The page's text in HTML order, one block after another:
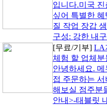
입니다.미국
싶어 특별한
질 작업 장갑
구성: 강한 내
[무료/기부] LA
체험 할 업체
안녕하세요.
접 주문하는
해보실 점주분
안내>-태블릿